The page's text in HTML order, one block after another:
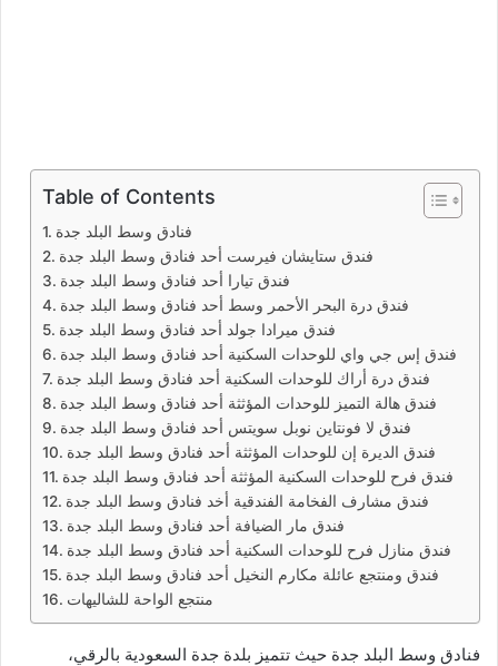
Table of Contents
فنادق وسط البلد جدة
فندق ستايشان فيرست أحد فنادق وسط البلد جدة
فندق تيارا أحد فنادق وسط البلد جدة
فندق درة البحر الأحمر وسط أحد فنادق وسط البلد جدة
فندق ميرادا جولد أحد فنادق وسط البلد جدة
فندق إس جي واي للوحدات السكنية أحد فنادق وسط البلد جدة
فندق درة أراك للوحدات السكنية أحد فنادق وسط البلد جدة
فندق هالة التميز للوحدات المؤثثة أحد فنادق وسط البلد جدة
فندق لا فونتاين نوبل سويتس أحد فنادق وسط البلد جدة
فندق الديرة إن للوحدات المؤثثة أحد فنادق وسط البلد جدة
فندق فرح للوحدات السكنية المؤثثة أحد فنادق وسط البلد جدة
فندق مشارف الفخامة الفندقية أخد فنادق وسط البلد جدة
فندق مار الضيافة أحد فنادق وسط البلد جدة
فندق منازل فرح للوحدات السكنية أحد فنادق وسط البلد جدة
فندق ومنتجع عائلة مكارم النخيل أحد فنادق وسط البلد جدة
منتجع الواحة للشاليهات
فنادق وسط البلد جدة حيث تتميز بلدة جدة السعودية بالرقي،